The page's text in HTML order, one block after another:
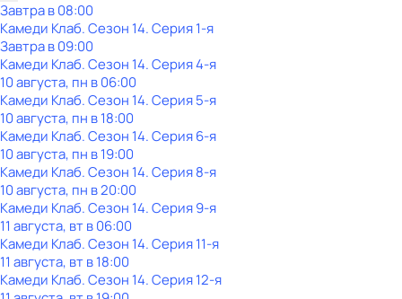
Завтра в 08:00
Камеди Клаб. Сезон 14. Серия 1-я
Завтра в 09:00
Камеди Клаб. Сезон 14. Серия 4-я
10 августа, пн в 06:00
Камеди Клаб. Сезон 14. Серия 5-я
10 августа, пн в 18:00
Камеди Клаб. Сезон 14. Серия 6-я
10 августа, пн в 19:00
Камеди Клаб. Сезон 14. Серия 8-я
10 августа, пн в 20:00
Камеди Клаб. Сезон 14. Серия 9-я
11 августа, вт в 06:00
Камеди Клаб. Сезон 14. Серия 11-я
11 августа, вт в 18:00
Камеди Клаб. Сезон 14. Серия 12-я